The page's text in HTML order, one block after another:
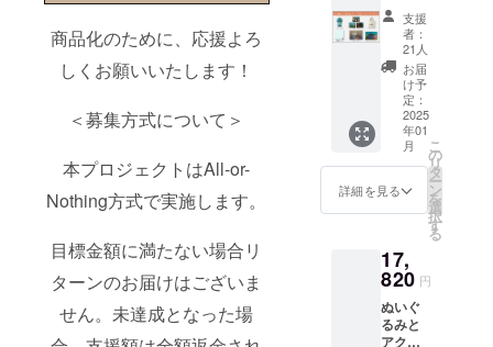
商品化のために、応援よろ
しくお願いいたします！
＜募集方式について＞
本プロジェクトはAll-or-
Nothing方式で実施します。
目標金額に満たない場合リ
ターンのお届けはございま
せん。未達成となった場
平日 10:00〜
18:00 (土日
祝、年末年
※お問い合わ
せから3営業
日以内にご
返信させて
いただきま
※ ご質問に
よってはお
応えできか
ねる場合も
グッズ
コンプ
リート
プラン
・ぬい
ぐる
み 1点
・ス
テッ
カー(3
種) ・ラ
ンチ
・刺繍
ハンカ
チ 1点
・アク
リル
支援
者：
21人
お届
け予
定：
2025
年01
月
詳細を見る
こ
の
リ
タ
ー
ン
を
選
択
す
る
17,
820 円
ぬいぐ
るみと
アクリ